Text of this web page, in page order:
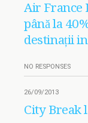
Air France
până la
destinații
NO RESPONSES
26/09/2013
City Break